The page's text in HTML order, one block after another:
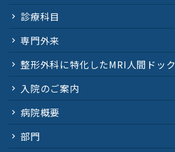
診療科目
専門外来
整形外科に特化したMRI人間ドック
入院のご案内
病院概要
部門